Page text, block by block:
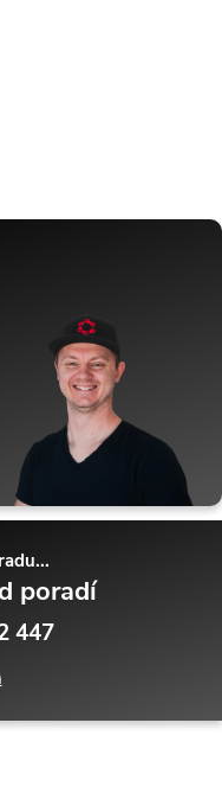
poradí
447